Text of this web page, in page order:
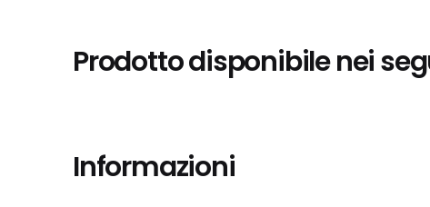
Prodotto disponibile nei
Informazioni